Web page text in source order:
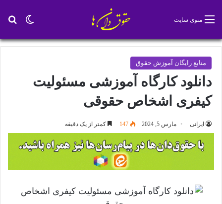
تغییر منوی سایت
منابع رایگان آموزش حقوق
دانلود کارگاه آموزشی مسئولیت
کیفری اشخاص حقوقی
ایرانی مارس 5, 2024 147 کمتر از یک دقیقه